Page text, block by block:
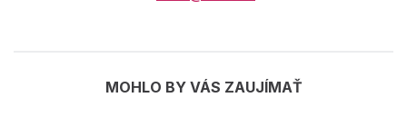
MOHLO BY VÁS ZAUJÍMAŤ